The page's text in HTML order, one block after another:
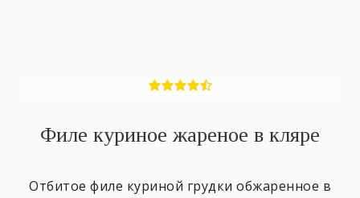
Филе куриное жареное в кляре
Отбитое филе куриной грудки обжаренное в